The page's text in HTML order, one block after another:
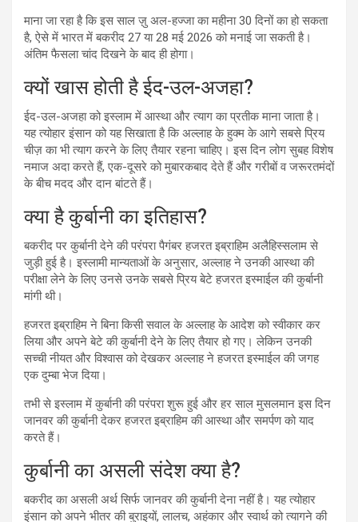
माना जा रहा है कि इस साल ज़ु अल-हज्जा का महीना 30 दिनों का हो सकता
है, ऐसे में भारत में बकरीद 27 या 28 मई 2026 को मनाई जा सकती है।
अंतिम फैसला चांद दिखने के बाद ही होगा।
क्यों खास होती है ईद-उल-अजहा?
ईद-उल-अजहा को इस्लाम में आस्था और त्याग का प्रतीक माना जाता है।
यह त्योहार इंसान को यह सिखाता है कि अल्लाह के हुक्म के आगे सबसे प्रिय
चीज़ का भी त्याग करने के लिए तैयार रहना चाहिए। इस दिन लोग सुबह विशेष
नमाज अदा करते हैं, एक-दूसरे को मुबारकबाद देते हैं और गरीबों व जरूरतमंदों
के बीच मदद और दान बांटते हैं।
क्या है कुर्बानी का इतिहास?
बकरीद पर कुर्बानी देने की परंपरा पैगंबर हजरत इब्राहिम अलैहिस्सलाम से
जुड़ी हुई है। इस्लामी मान्यताओं के अनुसार, अल्लाह ने उनकी आस्था की
परीक्षा लेने के लिए उनसे उनके सबसे प्रिय बेटे हजरत इस्माईल की कुर्बानी
मांगी थी।
हजरत इब्राहिम ने बिना किसी सवाल के अल्लाह के आदेश को स्वीकार कर
लिया और अपने बेटे की कुर्बानी देने के लिए तैयार हो गए। लेकिन उनकी
सच्ची नीयत और विश्वास को देखकर अल्लाह ने हजरत इस्माईल की जगह
एक दुम्बा भेज दिया।
तभी से इस्लाम में कुर्बानी की परंपरा शुरू हुई और हर साल मुसलमान इस दिन
जानवर की कुर्बानी देकर हजरत इब्राहिम की आस्था और समर्पण को याद
करते हैं।
कुर्बानी का असली संदेश क्या है?
बकरीद का असली अर्थ सिर्फ जानवर की कुर्बानी देना नहीं है। यह त्योहार
इंसान को अपने भीतर की बुराइयों, लालच, अहंकार और स्वार्थ को त्यागने की